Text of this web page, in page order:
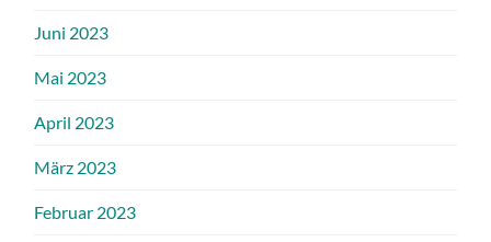
Juni 2023
Mai 2023
April 2023
März 2023
Februar 2023